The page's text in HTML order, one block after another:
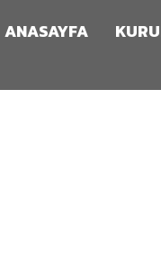
ANASAYFA